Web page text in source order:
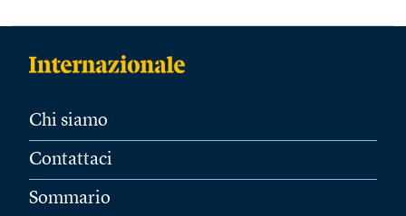
Chi siamo
Contattaci
Sommario